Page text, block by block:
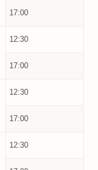
17:00
12:30
17:00
12:30
17:00
12:30